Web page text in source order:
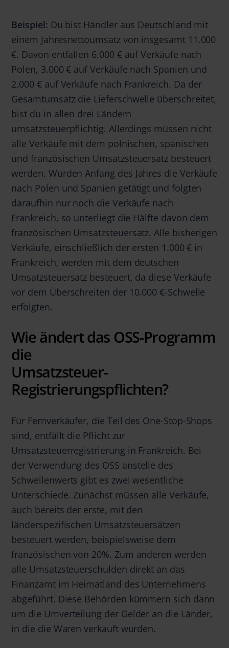
Beispiel: Du bist Händler aus Deutschland mit
einem Jahresnettoumsatz von insgesamt 11.000
€. Davon entfallen 6.000 € auf Verkäufe nach
Polen, 3.000 € auf Verkäufe nach Spanien und
2.000 € auf Verkäufe nach Frankreich. Da der
Gesamtumsatz die Lieferschwelle überschreitet,
bist du in allen drei Ländern
umsatzsteuerpflichtig. Allerdings müssen nicht
alle Verkäufe mit dem polnischen, spanischen
und französischen Umsatzsteuersatz besteuert
werden. Wurden Anfang des Jahres die Verkäufe
nach Polen und Spanien getätigt und folgten
daraufhin nur noch die Verkäufe nach
Frankreich, so unterliegt die Hälfte davon dem
französischen Umsatzsteuersatz. Alle bisherigen
Verkäufe, einschließlich der ersten 1.000 € in
Frankreich, werden mit dem deutschen
Umsatzsteuersatz besteuert, da diese Verkäufe
vor dem Überschreiten der 10.000 €-Schwelle
erfolgten.
Wie ändert das OSS-Programm
die
Umsatzsteuer-
Registrierungspflichten?
Für Fernverkäufer, die Teil des One-Stop-Shops
sind, entfällt die Pflicht zur
Umsatzsteuerregistrierung in Frankreich. Bei
der Verwendung des OSS anstelle des
Schwellenwerts gibt es zwei wesentliche
Unterschiede. Zunächst müssen alle Verkäufe,
auch bereits der erste, mit den
länderspezifischen Umsatzsteuersätzen
besteuert werden, beispielsweise dem
französischen von 20%. Zum anderen werden
alle Umsatzsteuerschulden direkt an das
Finanzamt im Heimatland des Unternehmens
abgeführt. Diese Behörden kümmern sich dann
um die Umverteilung der Gelder an die Länder,
in die die Waren verkauft wurden.